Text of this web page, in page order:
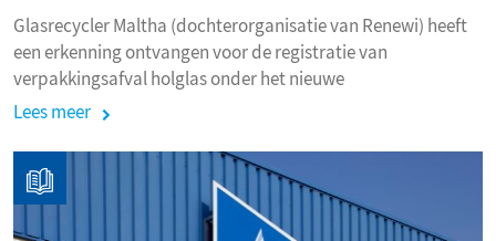
Glasrecycler Maltha (dochterorganisatie van Renewi) heeft
een erkenning ontvangen voor de registratie van
verpakkingsafval holglas onder het nieuwe
Verpakkingsprotocol afvalbedrijven (VPA) van Verpact.
Lees meer